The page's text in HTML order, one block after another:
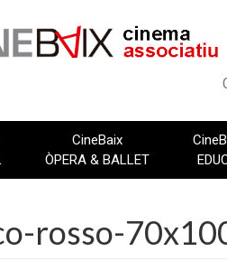
CineBaix
ÒPERA & BALLET
rosso-